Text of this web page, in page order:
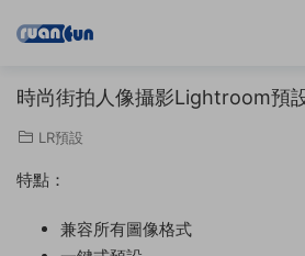
時尚街拍人像攝影Lightroom預
LR預設
特點：
兼容所有圖像格式